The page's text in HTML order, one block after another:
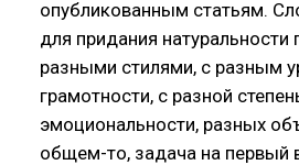
опубликованным статьям.
для придания натуральности
разными стилями, с разным
грамотности, с разной
эмоциональности, разных
общем-то, задача на первый